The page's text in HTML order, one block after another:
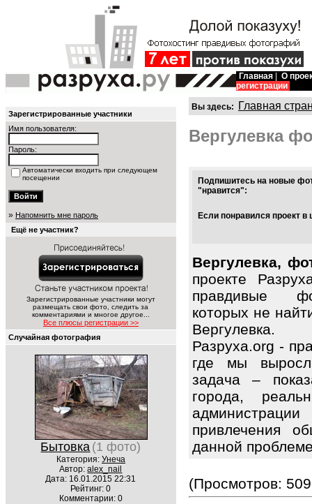
Главная
О
регистрации
Зарегистрированные участники
Имя пользователя:
Пароль:
Автоматически входить при следующем
посещении
» Напомнить мне пароль
Ещё не участник?
Зарегистрированные участники могут
размещать свои фото, следить за
комментариями и многое другое...
Все плюсы регистрации >>
Случайная фотография
Бытовка (1 фото)
Категория: Унеча
Автор:alex_nail
Дата: 16.01.2015 22:31
Рейтинг: 0
Комментарии: 0
Вы здесь: Главная
Вергулевка
Подпишитесь на новые
"нравится":
Если понравился проект
Вергулевка,
проекте
правдивые
которых не
Вергулевка.
Разруха.org -
где мы
задача –
города,
привлечения
данной
(Просмотров: